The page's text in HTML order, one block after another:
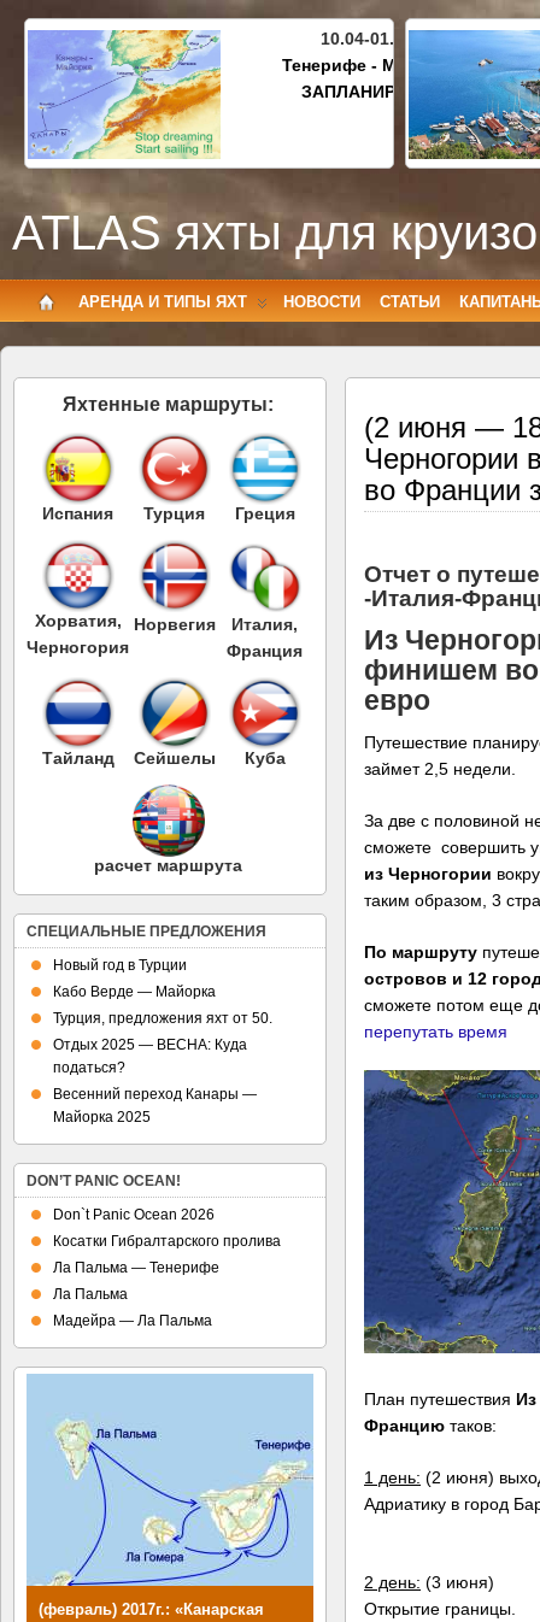
10.04-01.05.2027
Тенерифе - Майорка
ЗАПЛАНИРОВАНО
ATLAS яхты для
АРЕНДА И ТИПЫ ЯХТ НОВОСТИ СТАТЬИ
(2 июня —
во Франции
Отчет о
-Италия-
Из
финишем во
евро
Путешествие
займет 2,5 недели.
За две с половиной
сможете совершить
из Черногории
таким образом, 3
По маршруту
островов и 12
сможете потом еще
перепутать время
План путешествия
Францию таков:
1 день: (2 июня)
Адриатику в город
2 день: (3 июня)
Открытие границы.
Яхтенные маршруты:
Испания Турция Греция
Хорватия,
Черногория
Норвегия
Италия,
Франция
Тайланд Сейшелы Куба
расчет маршрута
СПЕЦИАЛЬНЫЕ ПРЕДЛОЖЕНИЯ
Новый год в Турции
Кабо Верде — Майорка
Турция, предложения яхт от 50.
Отдых 2025 — ВЕСНА: Куда
податься?
Весенний переход Канары —
Майорка 2025
DON’T PANIC OCEAN!
Don`t Panic Ocean 2026
Косатки Гибралтарского пролива
Ла Пальма — Тенерифе
Ла Пальма
Мадейра — Ла Пальма
(февраль) 2017г.: «Канарская